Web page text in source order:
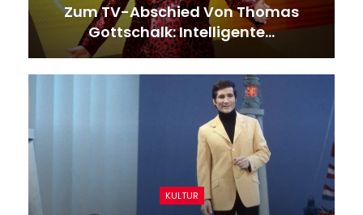
Zum TV-Abschied Von Thomas
Gottschalk: Intelligente…
KULTUR